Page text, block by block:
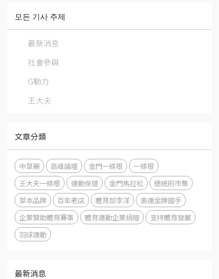
모든 기사 주제
最新消息
社會參與
G動力
王大夫
文章分類
中草藥 高峰論壇 金門一條根
一條根
王大夫一條根
運動保健 金門馬拉松
總統府市集
草本品牌
百年老店 體育部李洋
奧運金牌國手
企業贊助體育賽事
體育運動企業捐贈
支持體育發展
羽球運動
最新消息